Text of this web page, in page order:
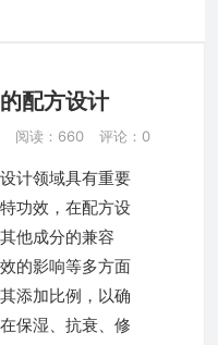
配方设计
阅读：660 评论：0
计领域具有重要
功效，在配方设
他成分的兼容
的影响等多方面
添加比例，以确
保湿、抗衰、修